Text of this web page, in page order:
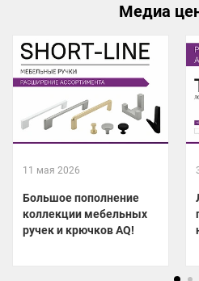
Медиа
11 мая 2026
Большое пополнение
коллекции мебельных
ручек и крючков AQ!